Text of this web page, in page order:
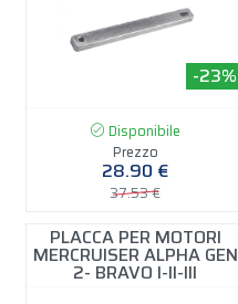
-23%
Disponibile
Prezzo
28.90 €
37.53 €
PLACCA PER MOTORI
MERCRUISER ALPHA GEN
2- BRAVO I-II-III